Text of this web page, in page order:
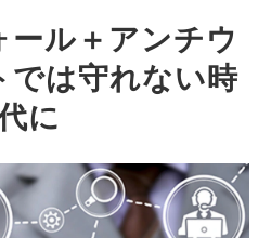
ール＋アンチウ
では守れない時
に